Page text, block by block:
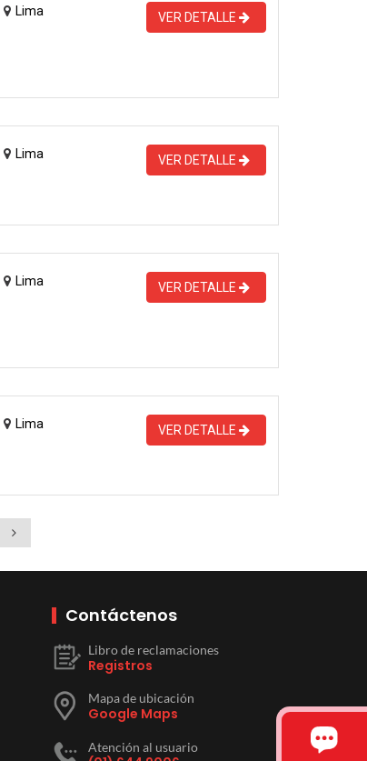
Lima VER DETALLE
Lima VER DETALLE
Lima VER DETALLE
Lima VER DETALLE
Contáctenos
Libro de reclamaciones
Registros
Mapa de ubicación
Google Maps
Atención al usuario